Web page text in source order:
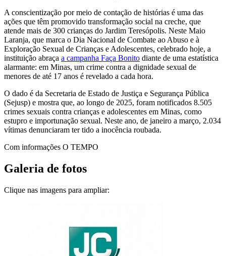
A conscientização por meio de contação de histórias é uma das
ações que têm promovido transformação social na creche, que
atende mais de 300 crianças do Jardim Teresópolis. Neste Maio
Laranja, que marca o Dia Nacional de Combate ao Abuso e à
Exploração Sexual de Crianças e Adolescentes, celebrado hoje, a
instituição abraça a campanha Faça Bonito diante de uma estatística
alarmante: em Minas, um crime contra a dignidade sexual de
menores de até 17 anos é revelado a cada hora.
O dado é da Secretaria de Estado de Justiça e Segurança Pública
(Sejusp) e mostra que, ao longo de 2025, foram notificados 8.505
crimes sexuais contra crianças e adolescentes em Minas, como
estupro e importunação sexual. Neste ano, de janeiro a março, 2.034
vítimas denunciaram ter tido a inocência roubada.
Com informações O TEMPO
Galeria de fotos
Clique nas imagens para ampliar: